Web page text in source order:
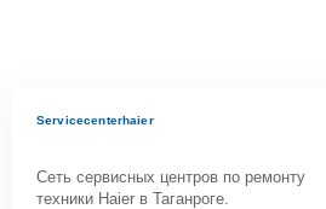
Servicecenterhaier
Сеть сервисных центров по ремонту
техники Haier в Таганроге.